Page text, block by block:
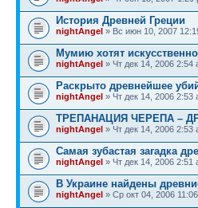
История Древней Греции
nightAngel » Вс июн 10, 2007
Мумию хотят
nightAngel » Чт дек 14, 2006 2:54
Раскрыто древнейшее
nightAngel » Чт дек 14, 2006 2:53
ТРЕПАНАЦИЯ ЧЕРЕПА –
nightAngel » Чт дек 14, 2006 2:53
Самая зубастая загадка
nightAngel » Чт дек 14, 2006 2:51
В Украине найдены
nightAngel » Ср окт 04, 2006